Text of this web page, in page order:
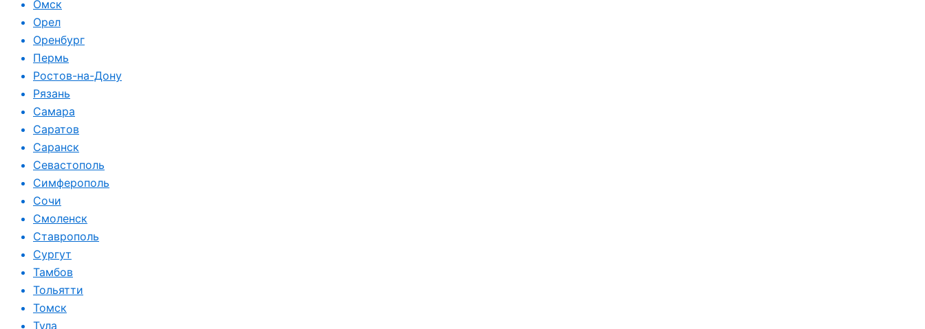
Омск
Орел
Оренбург
Пермь
Ростов-на-Дону
Рязань
Самара
Саратов
Саранск
Севастополь
Симферополь
Сочи
Смоленск
Ставрополь
Сургут
Тамбов
Тольятти
Томск
Тула